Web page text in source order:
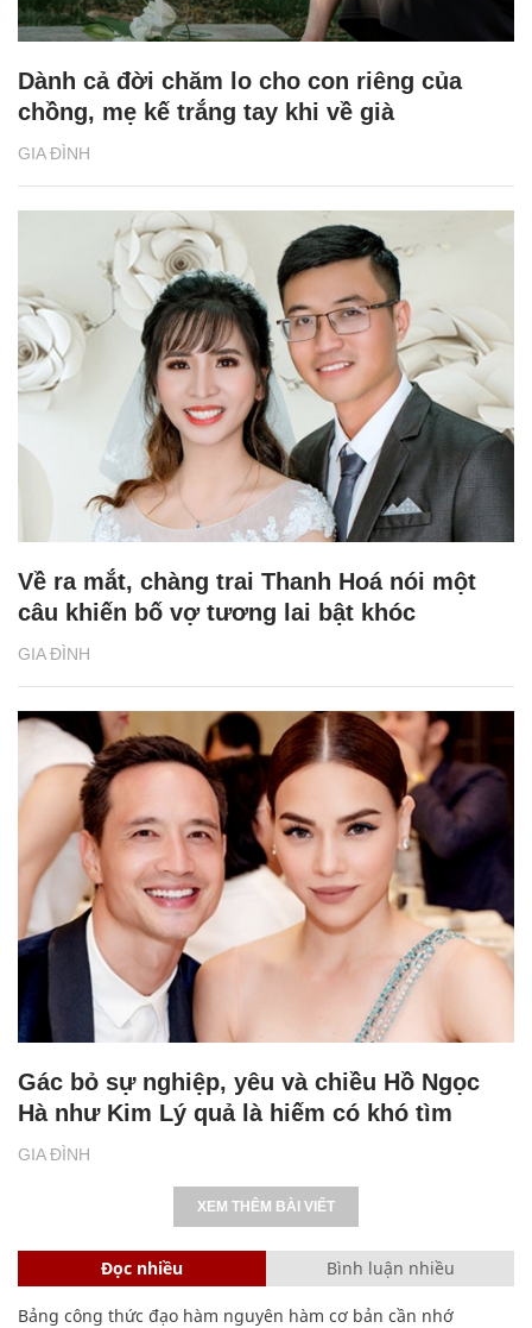
GIA ĐÌNH
Dành cả đời chăm lo cho con riêng của
chồng, mẹ kế trắng tay khi về già
GIA ĐÌNH
Về ra mắt, chàng trai Thanh Hoá nói một
câu khiến bố vợ tương lai bật khóc
GIA ĐÌNH
Gác bỏ sự nghiệp, yêu và chiều Hồ Ngọc
Hà như Kim Lý quả là hiếm có khó tìm
XEM THÊM BÀI VIẾT
Đọc nhiều Bình luận nhiều
Bảng công thức đạo hàm nguyên hàm cơ bản cần nhớ